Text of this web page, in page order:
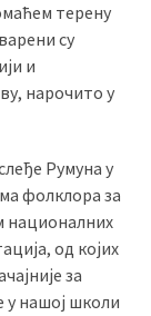
терену
су
и
нарочито у
Румуна у
фолклора за
националних
од којих
за
у нашој школи